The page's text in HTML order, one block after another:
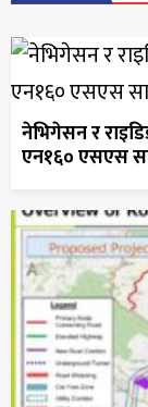
नेभिगेसन र
एन१६० एसएस